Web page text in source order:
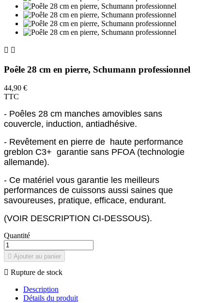
 
Poêle 28 cm en pierre, Schumann professionnel
44,90 €
TTC
- Poêles 28 cm manches amovibles sans
couvercle, induction, antiadhésive.
- Revêtement en pierre de haute performance
greblon C3+ garantie sans PFOA (technologie
allemande).
- Ce matériel vous garantie les meilleurs
performances de cuissons aussi saines que
savoureuses, pratique, efficace, endurant.
(VOIR DESCRIPTION CI-DESSOUS).
Quantité
 Ajouter au panier
 Rupture de stock
Description
Détails du produit